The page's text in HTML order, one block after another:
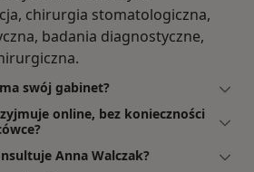
chirurgia stomatologiczna,
badania diagnostyczne,
swój gabinet?
online, bez konieczności
Anna Walczak?